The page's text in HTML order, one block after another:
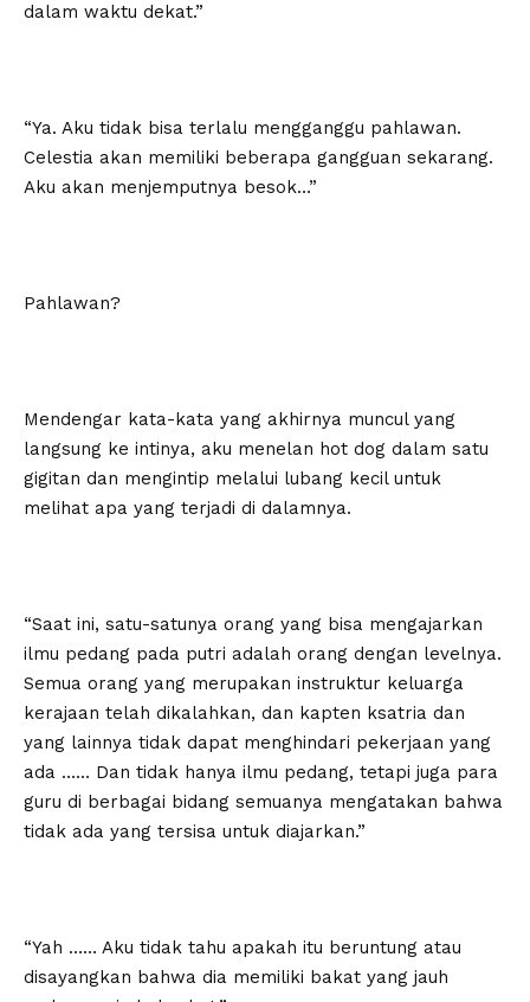
dalam waktu dekat.”
“Ya. Aku tidak bisa terlalu mengganggu pahlawan.
Celestia akan memiliki beberapa gangguan sekarang.
Aku akan menjemputnya besok…”
Pahlawan?
Mendengar kata-kata yang akhirnya muncul yang
langsung ke intinya, aku menelan hot dog dalam satu
gigitan dan mengintip melalui lubang kecil untuk
melihat apa yang terjadi di dalamnya.
“Saat ini, satu-satunya orang yang bisa mengajarkan
ilmu pedang pada putri adalah orang dengan levelnya.
Semua orang yang merupakan instruktur keluarga
kerajaan telah dikalahkan, dan kapten ksatria dan
yang lainnya tidak dapat menghindari pekerjaan yang
ada …… Dan tidak hanya ilmu pedang, tetapi juga para
guru di berbagai bidang semuanya mengatakan bahwa
tidak ada yang tersisa untuk diajarkan.”
“Yah …… Aku tidak tahu apakah itu beruntung atau
disayangkan bahwa dia memiliki bakat yang jauh